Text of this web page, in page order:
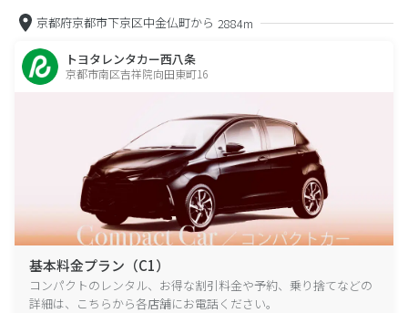
京都府京都市下京区中金仏町から 2884m
トヨタレンタカー西八条
京都市南区吉祥院向田東町16
基本料金プラン（C1）
コンパクトのレンタル、お得な割引料金や予約、乗り捨てなどの
詳細は、こちらから各店舗にお電話ください。